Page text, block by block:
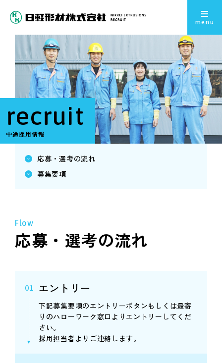
menu
recruit
中途採用情報
応募・選考の流れ
募集要項
Flow
応募・選考の流れ
01 エントリー
下記募集要項のエントリーボタンもしくは最寄
りのハローワーク窓口よりエントリーしてくだ
さい。
採用担当者よりご連絡します。